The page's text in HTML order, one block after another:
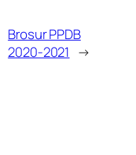
Brosur PPDB
2020-2021 →